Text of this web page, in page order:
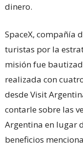
dinero.
SpaceX, compañía
turistas por la
misión fue
realizada con
desde Visit
contarle sobre las
Argentina en lugar
beneficios